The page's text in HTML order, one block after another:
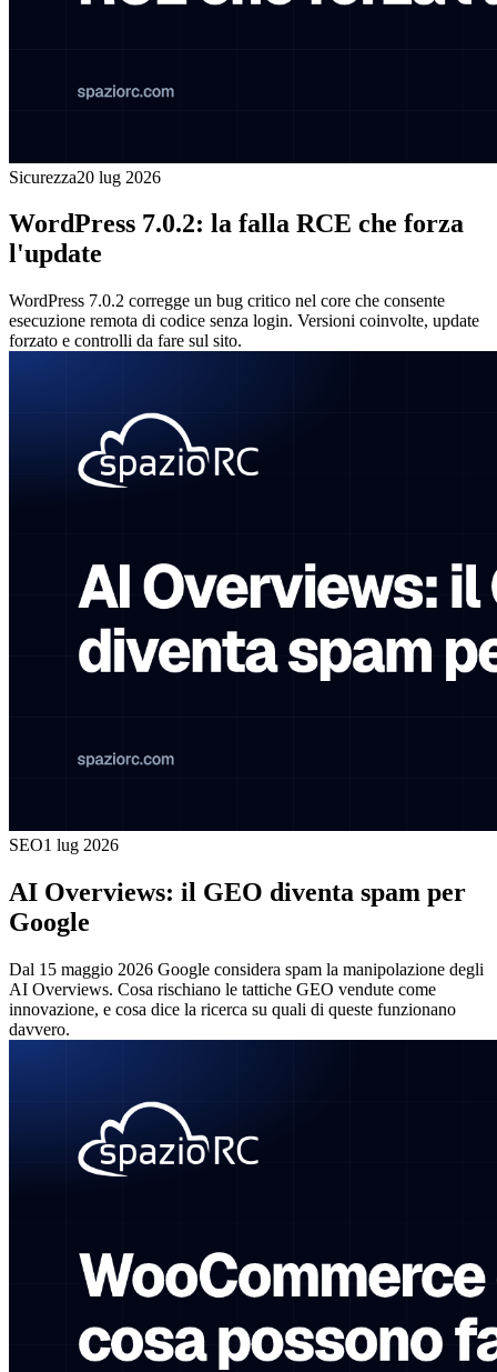
Sicurezza20 lug 2026
WordPress 7.0.2: la falla RCE che forza
l'update
WordPress 7.0.2 corregge un bug critico nel core che consente
esecuzione remota di codice senza login. Versioni coinvolte, update
forzato e controlli da fare sul sito.
SEO1 lug 2026
AI Overviews: il GEO diventa spam per
Google
Dal 15 maggio 2026 Google considera spam la manipolazione degli
AI Overviews. Cosa rischiano le tattiche GEO vendute come
innovazione, e cosa dice la ricerca su quali di queste funzionano
davvero.